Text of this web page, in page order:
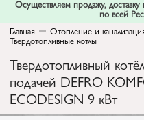
Осуществляем продажу,
по всей
Главная
Отопление и
Твердотопливные котлы
Твердотопливный
подачей DEFRO
ECODESIGN 9 кВт